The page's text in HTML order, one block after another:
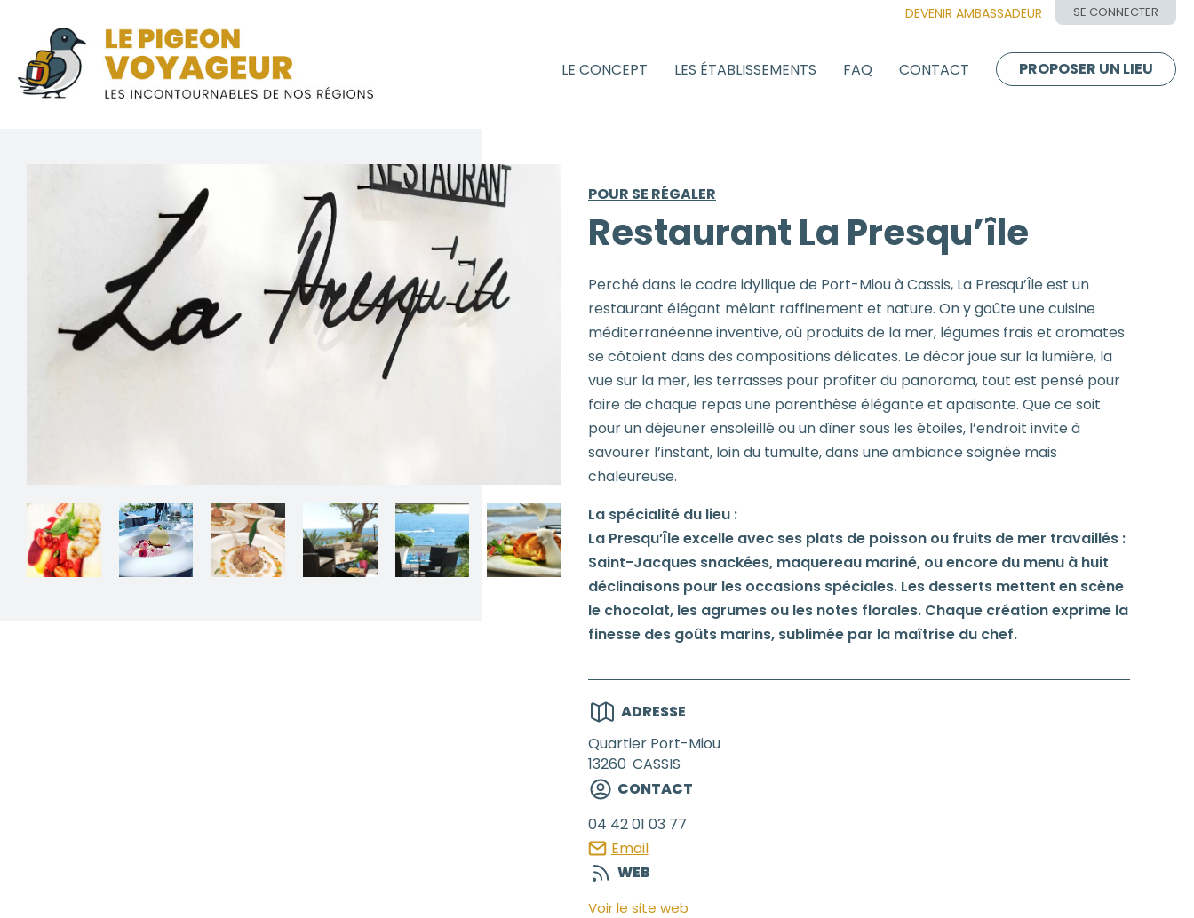
DEVENIR AMBASSADEUR SE CONNECTER
LE CONCEPT LES ÉTABLISSEMENTS FAQ CONTACT PROPOSER UN LIEU
POUR SE RÉGALER
Restaurant La Presqu’île
Perché dans le cadre idyllique de Port-Miou à Cassis, La Presqu’Île est un
restaurant élégant mêlant raffinement et nature. On y goûte une cuisine
méditerranéenne inventive, où produits de la mer, légumes frais et aromates
se côtoient dans des compositions délicates. Le décor joue sur la lumière, la
vue sur la mer, les terrasses pour profiter du panorama, tout est pensé pour
faire de chaque repas une parenthèse élégante et apaisante. Que ce soit
pour un déjeuner ensoleillé ou un dîner sous les étoiles, l’endroit invite à
savourer l’instant, loin du tumulte, dans une ambiance soignée mais
chaleureuse.
La spécialité du lieu :
La Presqu’Île excelle avec ses plats de poisson ou fruits de mer travaillés :
Saint-Jacques snackées, maquereau mariné, ou encore du menu à huit
déclinaisons pour les occasions spéciales. Les desserts mettent en scène
le chocolat, les agrumes ou les notes florales. Chaque création exprime la
finesse des goûts marins, sublimée par la maîtrise du chef.
ADRESSE
Quartier Port-Miou
13260 CASSIS
CONTACT
04 42 01 03 77
Email
WEB
Voir le site web